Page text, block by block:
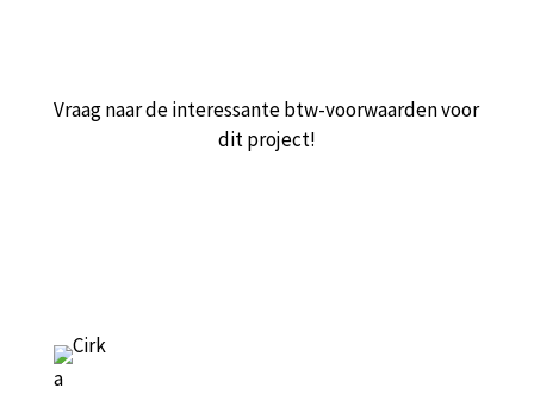
Vraag naar de interessante btw-voorwaarden voor
dit project!
a
Eerste collectief
én extra’s samen met